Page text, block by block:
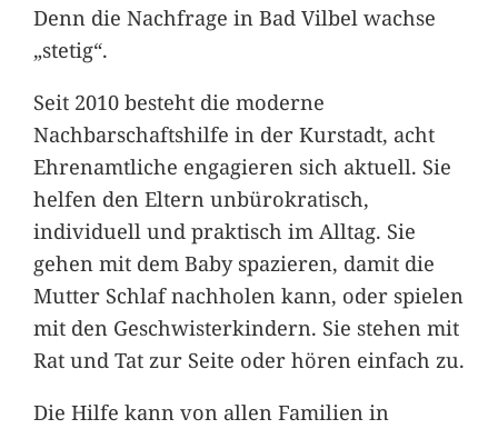
Denn die Nachfrage in Bad Vilbel wachse
„stetig“.
Seit 2010 besteht die moderne
Nachbarschaftshilfe in der Kurstadt, acht
Ehrenamtliche engagieren sich aktuell. Sie
helfen den Eltern unbürokratisch,
individuell und praktisch im Alltag. Sie
gehen mit dem Baby spazieren, damit die
Mutter Schlaf nachholen kann, oder spielen
mit den Geschwisterkindern. Sie stehen mit
Rat und Tat zur Seite oder hören einfach zu.
Die Hilfe kann von allen Familien in